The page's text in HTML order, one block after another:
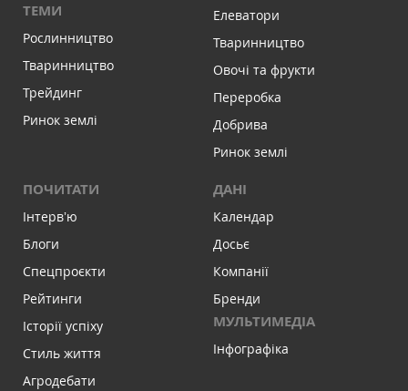
ТЕМИ
Рослинництво
Тваринництво
Трейдинг
Ринок землі
Елеватори
Тваринництво
Овочі та фрукти
Переробка
Добрива
Ринок землі
ПОЧИТАТИ
Інтервʼю
Блоги
Спецпроєкти
Рейтинги
Історії успіху
Стиль життя
Агродебати
ДАНІ
Календар
Досьє
Компанії
Бренди
МУЛЬТИМЕДІА
Інфографіка